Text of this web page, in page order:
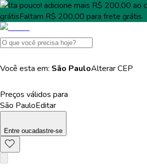
Falta pouco! adicione mais R$ 200,00 ao
grátisFaltam R$ 200,00 para frete grátis
Você esta em: São PauloAlterarCEP
Preços válidos para
São PauloEditar
Entre oucadastre-se